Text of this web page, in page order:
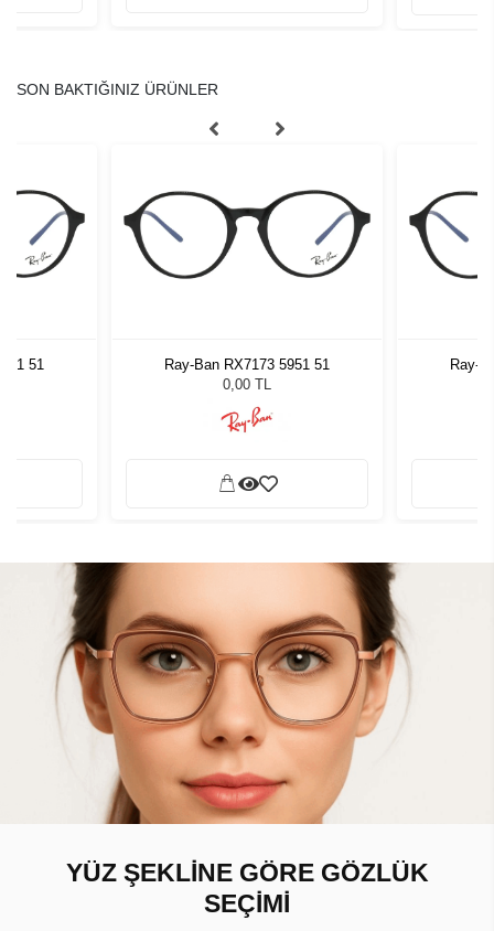
SON BAKTIĞINIZ ÜRÜNLER
51
Ray-Ban RX7173 5951 51
0,00 TL
Ray-
YÜZ ŞEKLİNE GÖRE GÖZLÜK
SEÇİMİ